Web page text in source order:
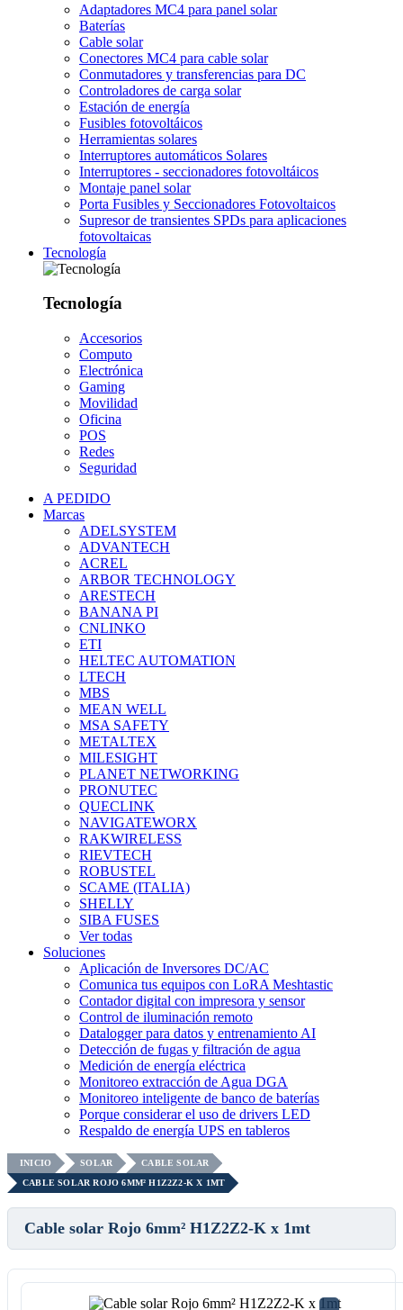
Adaptadores MC4 para panel solar
Baterías
Cable solar
Conectores MC4 para cable solar
Conmutadores y transferencias para DC
Controladores de carga solar
Estación de energía
Fusibles fotovoltáicos
Herramientas solares
Interruptores automáticos Solares
Interruptores - seccionadores fotovoltáicos
Montaje panel solar
Porta Fusibles y Seccionadores Fotovoltaicos
Supresor de transientes SPDs para aplicaciones
fotovoltaicas
Tecnología
Tecnología
Accesorios
Computo
Electrónica
Gaming
Movilidad
Oficina
POS
Redes
Seguridad
A PEDIDO
Marcas
ADELSYSTEM
ADVANTECH
ACREL
ARBOR TECHNOLOGY
ARESTECH
BANANA PI
CNLINKO
ETI
HELTEC AUTOMATION
LTECH
MBS
MEAN WELL
MSA SAFETY
METALTEX
MILESIGHT
PLANET NETWORKING
PRONUTEC
QUECLINK
NAVIGATEWORX
RAKWIRELESS
RIEVTECH
ROBUSTEL
SCAME (ITALIA)
SHELLY
SIBA FUSES
Ver todas
Soluciones
Aplicación de Inversores DC/AC
Comunica tus equipos con LoRA Meshtastic
Contador digital con impresora y sensor
Control de iluminación remoto
Datalogger para datos y entrenamiento AI
Detección de fugas y filtración de agua
Medición de energía eléctrica
Monitoreo extracción de Agua DGA
Monitoreo inteligente de banco de baterías
Porque considerar el uso de drivers LED
Respaldo de energía UPS en tableros
INICIO SOLAR
CABLE SOLAR
CABLE SOLAR ROJO 6MM² H1Z2Z2-K X 1MT
Cable solar Rojo 6mm² H1Z2Z2-K x 1mt